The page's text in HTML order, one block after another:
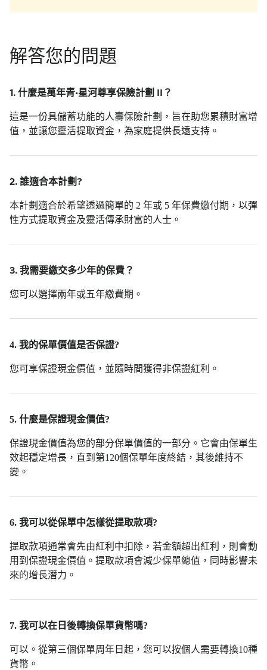
解答您的問題
1. 什麼是萬年青•星河尊享保險計劃 II？
這是一份具儲蓄功能的人壽保險計劃，旨在助您累積財富增
值，並讓您靈活提取資金，為家庭提供長遠支持。
2. 誰適合本計劃?
本計劃適合於希望透過簡單的 2 年或 5 年保費繳付期，以彈
性方式提取資金及靈活傳承財富的人士。
3. 我需要繳交多少年的保費？
您可以選擇兩年或五年繳費期。
4. 我的保單價值是否保證?
您可享保證現金價值，並隨時間獲得非保證紅利。
5. 什麼是保證現金價值?
保證現金價值為您的部分保單價值的一部分。它會由保單生
效起穩定增長，直到第120個保單年度終結，其後維持不
變。
6. 我可以從保單中怎樣從提取款項?
提取款項通常會先由紅利中扣除，若金額超出紅利，則會動
用到保證現金價值。提取款項會減少保單總值，同時影響未
來的增長潛力。
7. 我可以在日後轉換保單貨幣嗎?
可以。從第三個保單周年日起，您可以按個人需要轉換10種
貨幣。